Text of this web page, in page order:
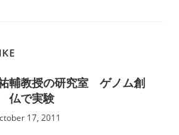
輔教授の研究室 ゲノム創
仏で実験
17, 2011